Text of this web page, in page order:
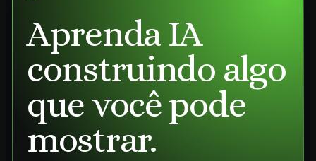
Aprenda IA
construindo algo
que você pode
mostrar.